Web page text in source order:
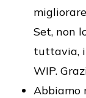
Set, non
tuttavia,
WIP.
Abbiamo